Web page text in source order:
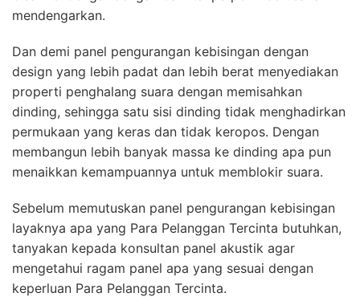
mendengarkan.
Dan demi panel pengurangan kebisingan dengan
design yang lebih padat dan lebih berat menyediakan
properti penghalang suara dengan memisahkan
dinding, sehingga satu sisi dinding tidak menghadirkan
permukaan yang keras dan tidak keropos. Dengan
membangun lebih banyak massa ke dinding apa pun
menaikkan kemampuannya untuk memblokir suara.
Sebelum memutuskan panel pengurangan kebisingan
layaknya apa yang Para Pelanggan Tercinta butuhkan,
tanyakan kepada konsultan panel akustik agar
mengetahui ragam panel apa yang sesuai dengan
keperluan Para Pelanggan Tercinta.